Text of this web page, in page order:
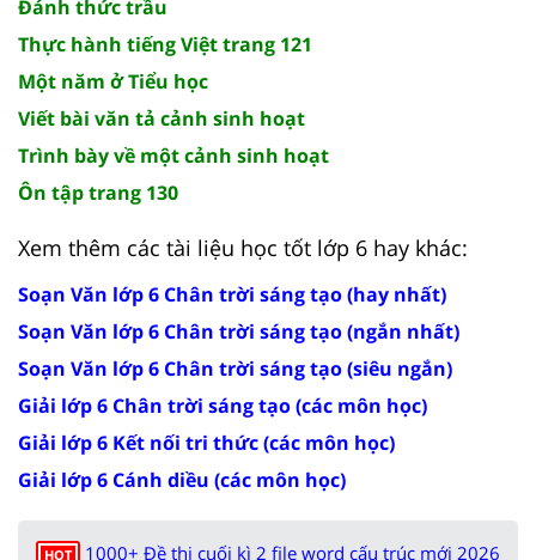
Đánh thức trầu
Thực hành tiếng Việt trang 121
Một năm ở Tiểu học
Viết bài văn tả cảnh sinh hoạt
Trình bày về một cảnh sinh hoạt
Ôn tập trang 130
Xem thêm các tài liệu học tốt lớp 6 hay khác:
Soạn Văn lớp 6 Chân trời sáng tạo (hay nhất)
Soạn Văn lớp 6 Chân trời sáng tạo (ngắn nhất)
Soạn Văn lớp 6 Chân trời sáng tạo (siêu ngắn)
Giải lớp 6 Chân trời sáng tạo (các môn học)
Giải lớp 6 Kết nối tri thức (các môn học)
Giải lớp 6 Cánh diều (các môn học)
HOT 1000+ Đề thi cuối kì 2 file word cấu trúc mới 2026